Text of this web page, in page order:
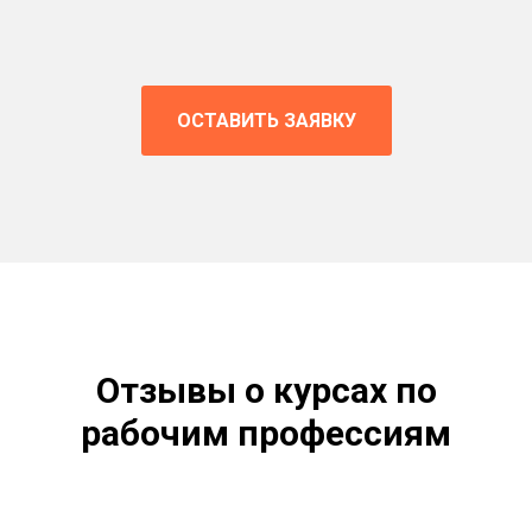
ОСТАВИТЬ ЗАЯВКУ
Отзывы о курсах по
рабочим профессиям